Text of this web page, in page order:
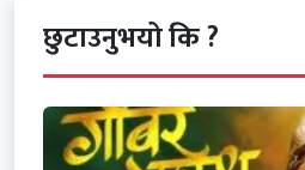
छुटाउनुभयो कि ?